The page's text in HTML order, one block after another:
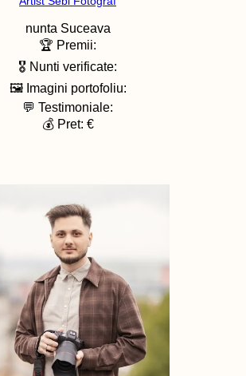
nunta Suceava
🏆 Premii:
🎖️ Nunti verificate:
🖼️ Imagini portofoliu:
💬 Testimoniale:
💰 Pret: €